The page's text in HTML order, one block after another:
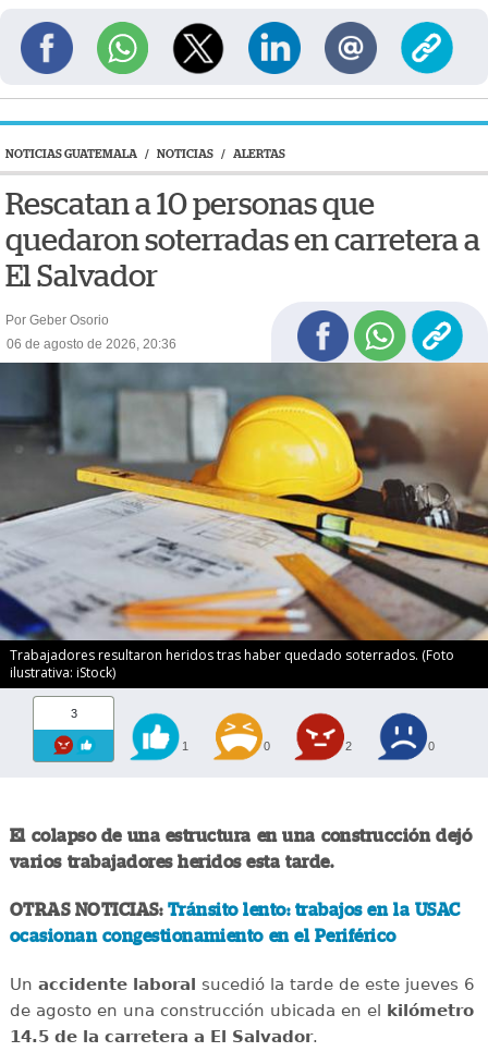
NOTICIAS GUATEMALA / NOTICIAS / ALERTAS
Rescatan a 10 personas que
quedaron soterradas en carretera a
El Salvador
Por Geber Osorio
06 de agosto de 2026, 20:36
Trabajadores resultaron heridos tras haber quedado soterrados. (Foto
ilustrativa: iStock)
3
1 0 2 0
El colapso de una estructura en una construcción dejó
varios trabajadores heridos esta tarde.
OTRAS NOTICIAS:Tránsito lento: trabajos en la USAC
ocasionan congestionamiento en el Periférico
Un accidente laboral sucedió la tarde de este jueves 6
de agosto en una construcción ubicada en el kilómetro
14.5 de la carretera a El Salvador.